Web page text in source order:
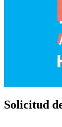
Solicitud